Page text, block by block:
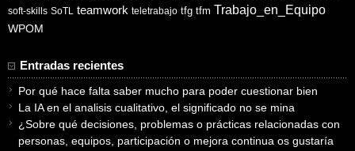
soft-skills SoTL teamwork teletrabajo tfg tfm Trabajo_en_Equipo
WPOM
Entradas recientes
Por qué hace falta saber mucho para poder cuestionar bien
La IA en el analisis cualitativo, el significado no se mina
¿Sobre qué decisiones, problemas o prácticas relacionadas con
personas, equipos, participación o mejora continua os gustaría